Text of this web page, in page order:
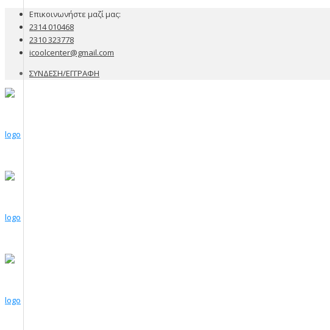
Επικοινωνήστε μαζί μας:
2314 010468
2310 323778
icoolcenter@gmail.com
ΣΥΝΔΕΣΗ/ΕΓΓΡΑΦΗ